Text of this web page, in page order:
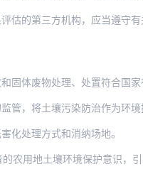
遵守有关环境保护标准和技术规范，
、处置符合国家有关规定要求，
管，将土壤污染防治作为环境
化处理方式和消纳场地。
识，引导农业生产者合理使用肥料、